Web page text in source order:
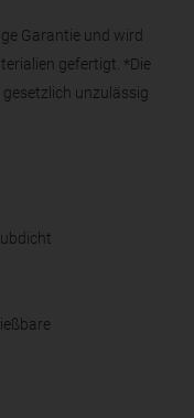
Garantie und wird
gefertigt. *Die
unzulässig